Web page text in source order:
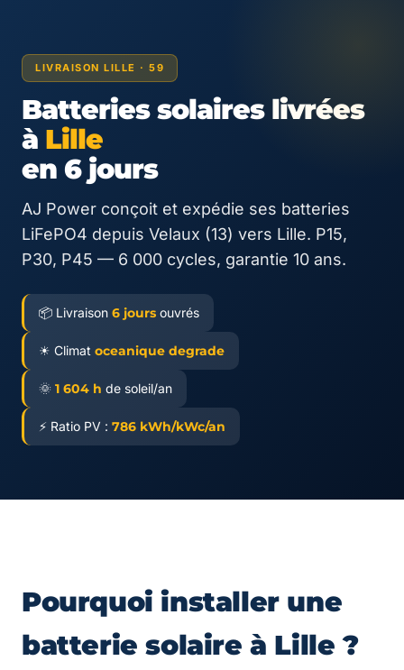
LIVRAISON LILLE · 59
Batteries solaires livrées
à Lille
en 6 jours
AJ Power conçoit et expédie ses batteries
LiFePO4 depuis Velaux (13) vers Lille. P15,
P30, P45 — 6 000 cycles, garantie 10 ans.
📦 Livraison 6 jours ouvrés
☀ Climat oceanique degrade
🌞 1 604 h de soleil/an
⚡ Ratio PV : 786 kWh/kWc/an
Pourquoi installer une
batterie solaire à Lille ?